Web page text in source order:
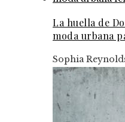
La huella de
moda urbana
Sophia